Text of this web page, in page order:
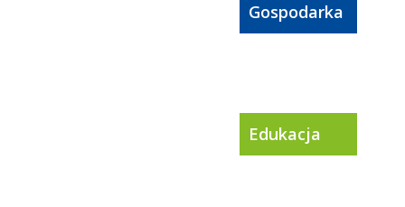
Gospodarka
Edukacja